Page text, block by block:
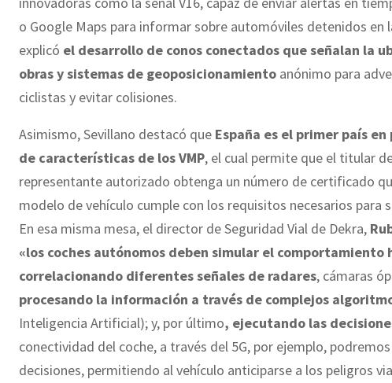
o Google Maps para informar sobre automóviles detenidos en
explicó el desarrollo de conos conectados que señalan la
obras y sistemas de geoposicionamiento anónimo para
ciclistas y evitar colisiones.
Asimismo, Sevillano destacó que España es el primer país
de características de los VMP, el cual permite que el titular
representante autorizado obtenga un número de certificado
modelo de vehículo cumple con los requisitos necesarios para
En esa misma mesa, el director de Seguridad Vial de Dekra,
«los coches autónomos deben simular el comportamiento
correlacionando diferentes señales de radares, cámaras
procesando la información a través de complejos
Inteligencia Artificial); y, por último, ejecutando las
conectividad del coche, a través del 5G, por ejemplo,
decisiones, permitiendo al vehículo anticiparse a los peligros